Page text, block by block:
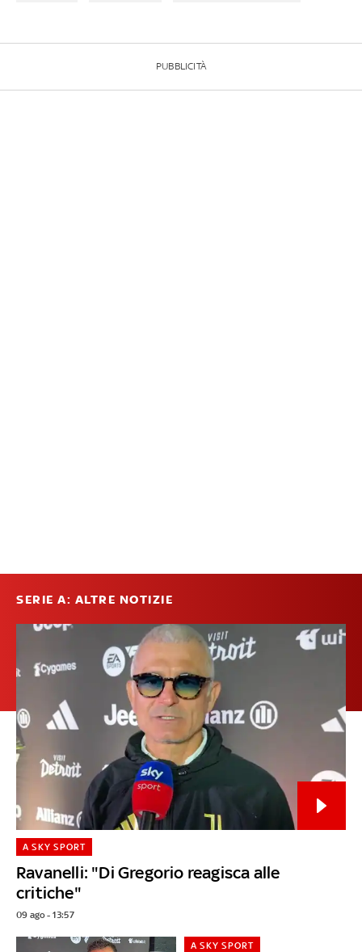
PUBBLICITÀ
SERIE A: ALTRE NOTIZIE
Ravanelli: "Di Gregorio reagisca alle
critiche"
A SKY SPORT
09 ago - 13:57
A SKY SPORT